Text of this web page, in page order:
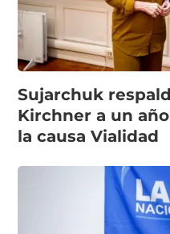
Sujarchuk
Kirchner a un
la causa Vialidad